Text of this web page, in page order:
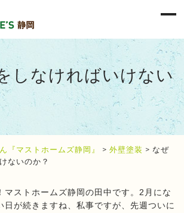
しなければいけない
『マストホームズ静岡』 >外壁塗装 > なぜ
ないのか？
マストホームズ静岡の田中です。2月にな
日が続きますね、私事ですが、先週ついに